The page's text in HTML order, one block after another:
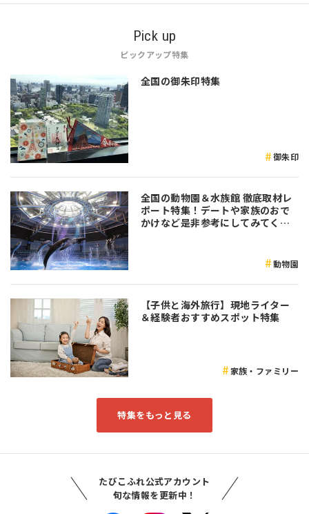
Pick up
ピックアップ特集
全国の御朱印特集
御朱印
全国の動物園＆水族館 徹底取材レ
ポート特集！デートや家族のおで
かけなど是非参考にしてみてくだ
動物園
【子供と海外旅行】現地ライター
＆経験者おすすめスポット特集
家族・ファミリー
特集をもっと見る
たびこふれ公式アカウント
旬な情報を更新中！